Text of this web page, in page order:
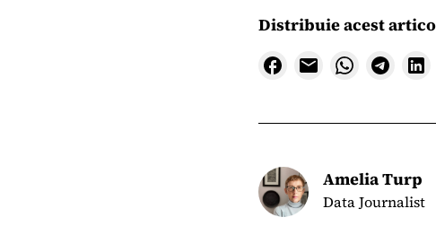
Distribuie acest
Amelia Turp
Data Journalist